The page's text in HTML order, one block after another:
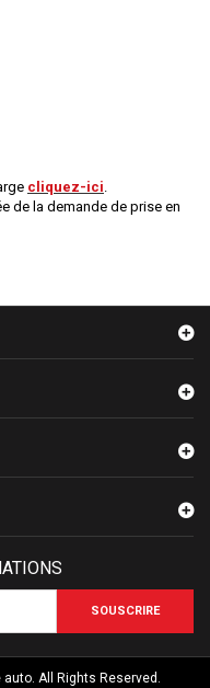
cliquez-ici.
de la demande de prise en
All Rights Reserved.
SOUSCRIRE